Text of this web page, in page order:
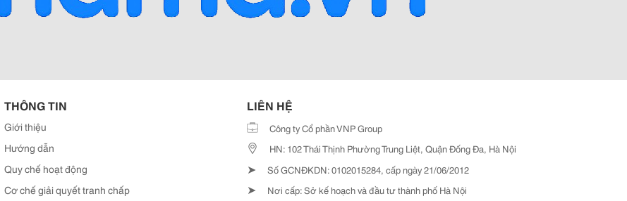
THÔNG TIN
Giới thiệu
Hướng dẫn
Quy chế hoạt động
Cơ chế giải quyết tranh chấp
LIÊN HỆ
Công ty Cổ phần VNP Group
HN: 102 Thái Thịnh Phường Trung Liệt, Quận Đống Đa, Hà Nội
➤ Số GCNĐKDN: 0102015284, cấp ngày 21/06/2012
➤ Nơi cấp: Sở kế hoạch và đầu tư thành phố Hà Nội